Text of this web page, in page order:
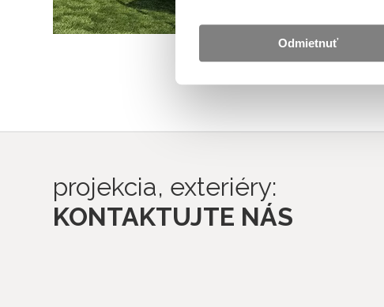
Odmietnuť
projekcia, exteriéry:
KONTAKTUJTE NÁS